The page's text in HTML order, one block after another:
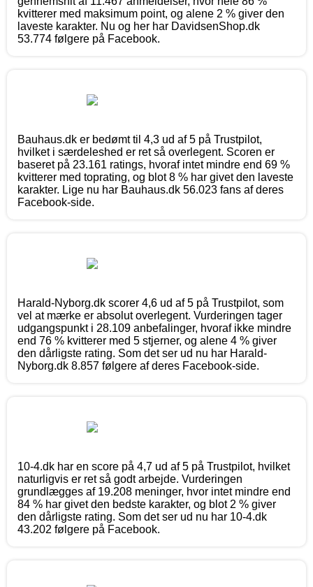
kvitterer med maksimum point, og alene 2 % giver den
laveste karakter. Nu og her har DavidsenShop.dk
53.774 følgere på Facebook.
Bauhaus.dk er bedømt til 4,3 ud af 5 på Trustpilot,
hvilket i særdeleshed er ret så overlegent. Scoren er
baseret på 23.161 ratings, hvoraf intet mindre end 69 %
kvitterer med toprating, og blot 8 % har givet den laveste
karakter. Lige nu har Bauhaus.dk 56.023 fans af deres
Facebook-side.
Harald-Nyborg.dk scorer 4,6 ud af 5 på Trustpilot, som
vel at mærke er absolut overlegent. Vurderingen tager
udgangspunkt i 28.109 anbefalinger, hvoraf ikke mindre
end 76 % kvitterer med 5 stjerner, og alene 4 % giver
den dårligste rating. Som det ser ud nu har Harald-
Nyborg.dk 8.857 følgere af deres Facebook-side.
10-4.dk har en score på 4,7 ud af 5 på Trustpilot, hvilket
naturligvis er ret så godt arbejde. Vurderingen
grundlægges af 19.208 meninger, hvor intet mindre end
84 % har givet den bedste karakter, og blot 2 % giver
den dårligste rating. Som det ser ud nu har 10-4.dk
43.202 følgere på Facebook.